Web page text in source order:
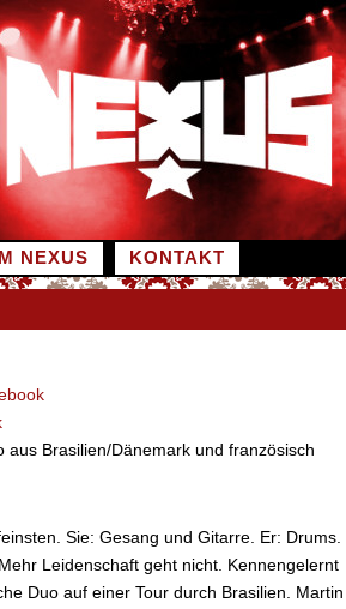
NEXUS KONTAKT
aus Brasilien/Dänemark und französisch
Sie: Gesang und Gitarre. Er: Drums.
Leidenschaft geht nicht. Kennengelernt
Duo auf einer Tour durch Brasilien. Martin